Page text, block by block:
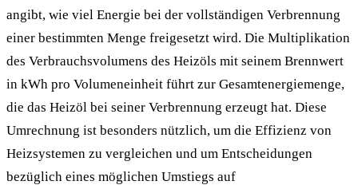
angibt, wie viel Energie bei der vollständigen Verbrennung
einer bestimmten Menge freigesetzt wird. Die Multiplikation
des Verbrauchsvolumens des Heizöls mit seinem Brennwert
in kWh pro Volumeneinheit führt zur Gesamtenergiemenge,
die das Heizöl bei seiner Verbrennung erzeugt hat. Diese
Umrechnung ist besonders nützlich, um die Effizienz von
Heizsystemen zu vergleichen und um Entscheidungen
bezüglich eines möglichen Umstiegs auf